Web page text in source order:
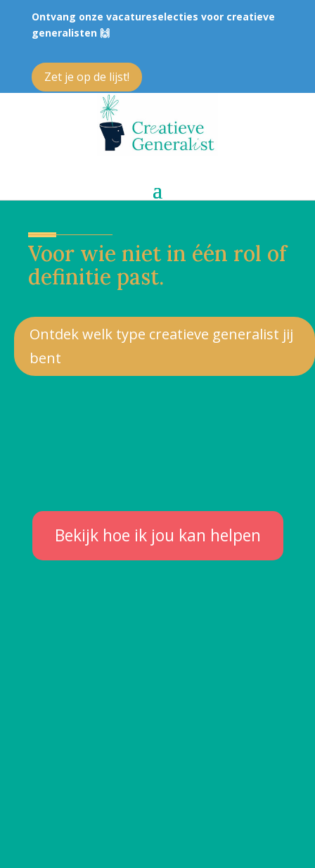
Ontvang onze vacatureselecties voor creatieve
generalisten 🙌
Zet je op de lijst!
Voor wie niet in één rol of
definitie past.
Ontdek welk type creatieve generalist jij
bent
Bekijk hoe ik jou kan helpen